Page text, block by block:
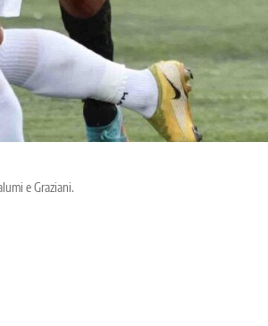
e Graziani.